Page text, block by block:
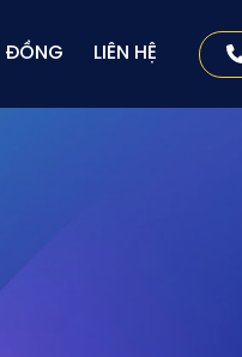
ĐỒNG LIÊN HỆ